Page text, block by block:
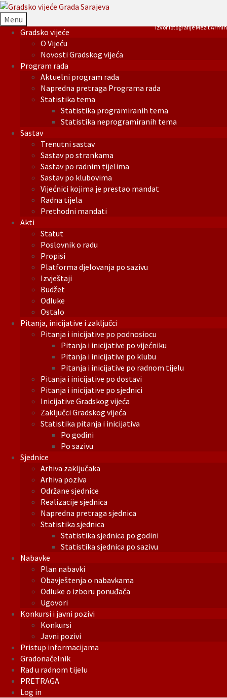
Menu
Gradsko vijeće
O Vijeću
Novosti Gradskog vijeća
Program rada
Aktuelni program rada
Napredna pretraga Programa rada
Statistika tema
Statistika programiranih tema
Statistika neprogramiranih tema
Sastav
Trenutni sastav
Sastav po strankama
Sastav po radnim tijelima
Sastav po klubovima
Vijećnici kojima je prestao mandat
Radna tijela
Prethodni mandati
Akti
Statut
Poslovnik o radu
Propisi
Platforma djelovanja po sazivu
Izvještaji
Budžet
Odluke
Ostalo
Pitanja, inicijative i zaključci
Pitanja i inicijative po podnosiocu
Pitanja i inicijative po vijećniku
Pitanja i inicijative po klubu
Pitanja i inicijative po radnom tijelu
Pitanja i inicijative po dostavi
Pitanja i inicijative po sjednici
Inicijative Gradskog vijeća
Zaključci Gradskog vijeća
Statistika pitanja i inicijativa
Po godini
Po sazivu
Sjednice
Arhiva zaključaka
Arhiva poziva
Održane sjednice
Realizacije sjednica
Napredna pretraga sjednica
Statistika sjednica
Statistika sjednica po godini
Statistika sjednica po sazivu
Nabavke
Plan nabavki
Obavještenja o nabavkama
Odluke o izboru ponuđača
Ugovori
Konkursi i javni pozivi
Konkursi
Javni pozivi
Pristup informacijama
Gradonačelnik
Rad u radnom tijelu
PRETRAGA
Log in
Izvor fotografije Mezit Armin